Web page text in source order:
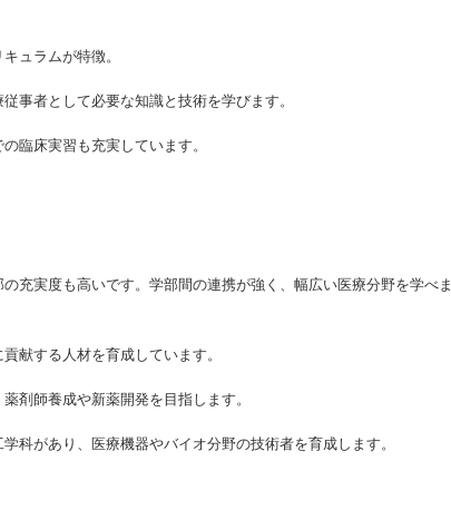
ュラムが特徴。
事者として必要な知識と技術を学びます。
臨床実習も充実しています。
充実度も高いです。学部間の連携が強く、幅広い医療分野を学べま
献する人材を育成しています。
剤師養成や新薬開発を目指します。
科があり、医療機器やバイオ分野の技術者を育成します。